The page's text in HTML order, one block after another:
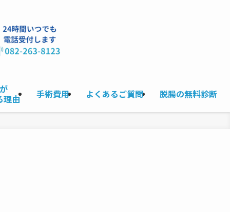
理由
手術費用 よくあるご質問 脱腸の無料診断